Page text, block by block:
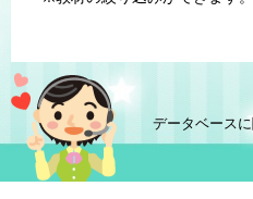
データベース